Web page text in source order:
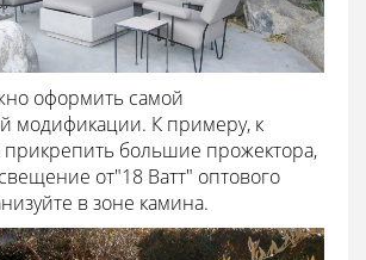
оформить самой
модификации. К примеру, к
большие прожектора,
от"18 Ватт" оптового
в зоне камина.